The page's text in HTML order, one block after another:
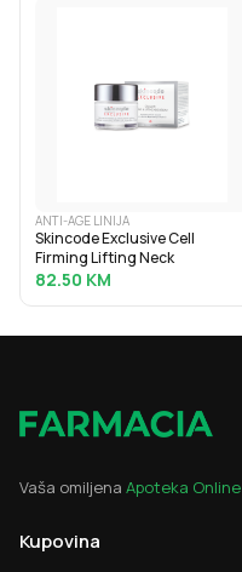
ANTI-AGE LINIJA
Skincode Exclusive Cell
Firming Lifting Neck
82.50 KM
Vaša omiljena Apoteka Online
Kupovina